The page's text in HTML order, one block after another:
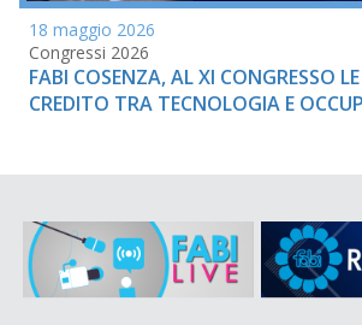
18 maggio 2026
Congressi 2026
FABI COSENZA, AL XI CONGRESSO LE
CREDITO TRA TECNOLOGIA E